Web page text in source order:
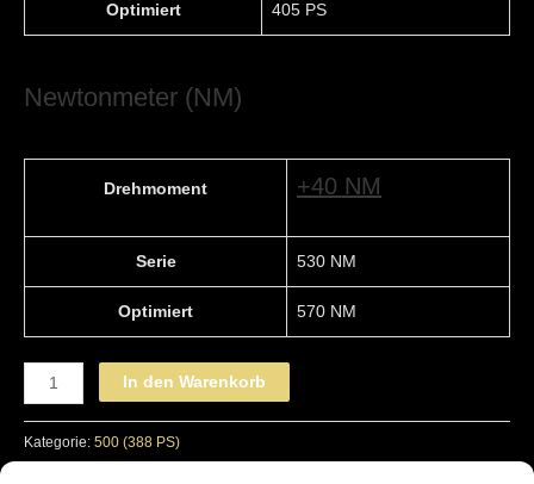
Optimiert 405 PS
Newtonmeter (NM)
Drehmoment +40 NM
Serie 530 NM
Optimiert 570 NM
MERCEDES-
BENZ
-
STAGE
In den Warenkorb
Kategorie: 500 (388 PS)